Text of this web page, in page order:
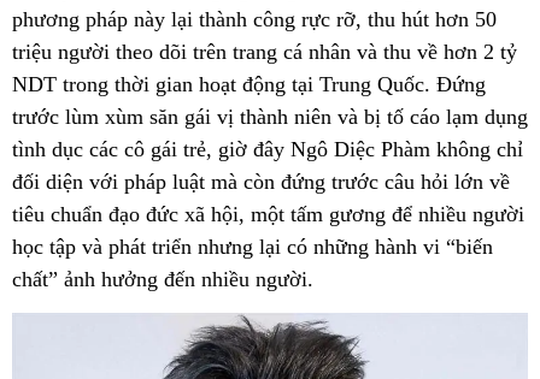
phương pháp này lại thành công rực rỡ, thu hút hơn 50
triệu người theo dõi trên trang cá nhân và thu về hơn 2 tỷ
NDT trong thời gian hoạt động tại Trung Quốc. Đứng
trước lùm xùm săn gái vị thành niên và bị tố cáo lạm dụng
tình dục các cô gái trẻ, giờ đây Ngô Diệc Phàm không chỉ
đối diện với pháp luật mà còn đứng trước câu hỏi lớn về
tiêu chuẩn đạo đức xã hội, một tấm gương để nhiều người
học tập và phát triển nhưng lại có những hành vi “biến
chất” ảnh hưởng đến nhiều người.